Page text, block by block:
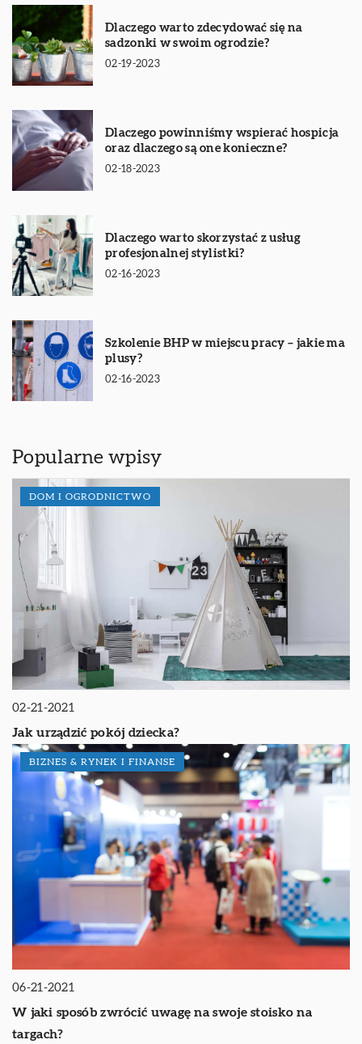
Dlaczego warto zdecydować się na
sadzonki w swoim ogrodzie?
02-19-2023
Dlaczego powinniśmy wspierać hospicja
oraz dlaczego są one konieczne?
02-18-2023
Dlaczego warto skorzystać z usług
profesjonalnej stylistki?
02-16-2023
Szkolenie BHP w miejscu pracy – jakie ma
plusy?
02-16-2023
Popularne wpisy
DOM I OGRODNICTWO
02-21-2021
Jak urządzić pokój dziecka?
BIZNES & RYNEK I FINANSE
06-21-2021
W jaki sposób zwrócić uwagę na swoje stoisko na
targach?